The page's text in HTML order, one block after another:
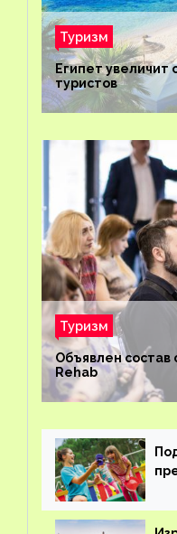
Туризм
Египет увеличит
туристов
Туризм
Объявлен состав
Rehab